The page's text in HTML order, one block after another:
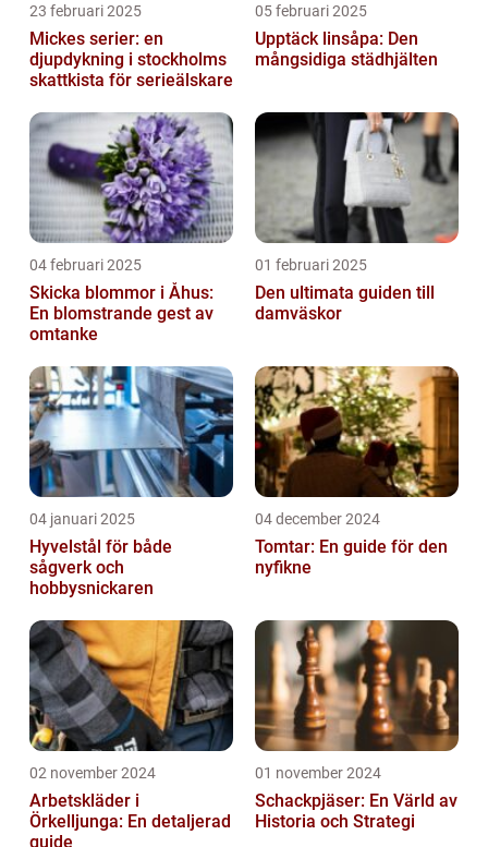
23 februari 2025
Mickes serier: en
djupdykning i stockholms
skattkista för serieälskare
05 februari 2025
Upptäck linsåpa: Den
mångsidiga städhjälten
04 februari 2025
Skicka blommor i Åhus:
En blomstrande gest av
omtanke
01 februari 2025
Den ultimata guiden till
damväskor
04 januari 2025
Hyvelstål för både
sågverk och
hobbysnickaren
04 december 2024
Tomtar: En guide för den
nyfikne
02 november 2024
Arbetskläder i
Örkelljunga: En detaljerad
guide
01 november 2024
Schackpjäser: En Värld av
Historia och Strategi